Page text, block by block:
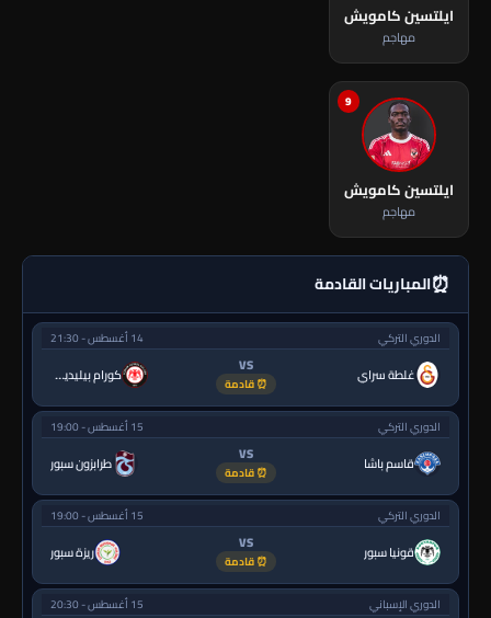
ايلتسين كامويش
مهاجم
9
ايلتسين كامويش
مهاجم
⏰المباريات القادمة
الدوري التركي 14 أغسطس - 21:30
غلطة سراي VS
⏰ قادمة كورام بيليديسبور
الدوري التركي 15 أغسطس - 19:00
قاسم باشا VS
⏰ قادمة طرابزون سبور
الدوري التركي 15 أغسطس - 19:00
قونيا سبور VS
⏰ قادمة ريزة سبور
الدوري الإسباني 15 أغسطس - 20:30